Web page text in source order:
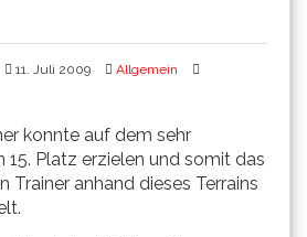
11. Juli 2009 Allgemein
konnte auf dem sehr
15. Platz erzielen und somit das
Trainer anhand dieses Terrains